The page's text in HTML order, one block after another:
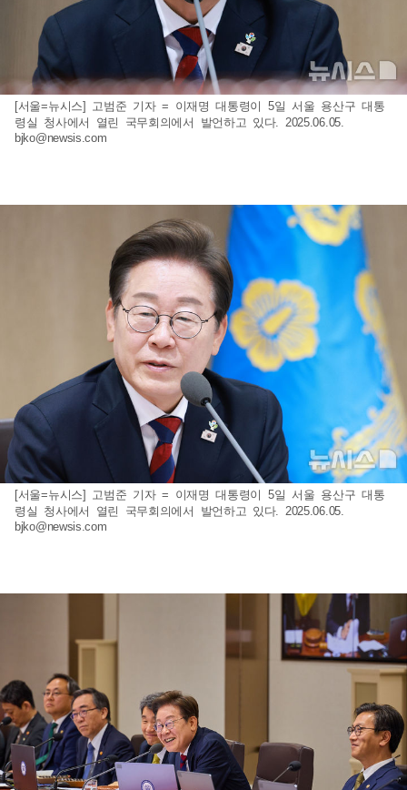
[서울=뉴시스] 고범준 기자 = 이재명 대통령이 5일 서울 용산구 대통
령실 청사에서 열린 국무회의에서 발언하고 있다. 2025.06.05.
bjko@newsis.com
[서울=뉴시스] 고범준 기자 = 이재명 대통령이 5일 서울 용산구 대통
령실 청사에서 열린 국무회의에서 발언하고 있다. 2025.06.05.
bjko@newsis.com